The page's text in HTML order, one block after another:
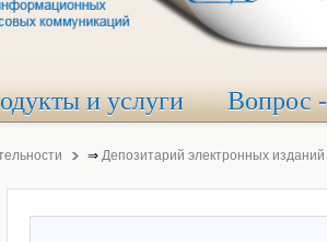
и услуги Вопрос -
⇒ Депозитарий электронных изданий